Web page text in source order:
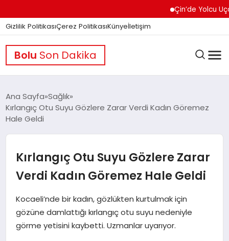
Çin’de Yolcu
Gizlilik PolitikasıÇerez PolitikasıKünyeİletişim
Bolu Son Dakika
GÜNDEM
DÜNYA
EĞITIM
Ana Sayfa Sağlık
Kırlangıç Otu Suyu Gözlere Zarar Verdi Kadın Göremez
Hale Geldi
Kırlangıç Otu Suyu Gözlere Zarar
Verdi Kadın Göremez Hale Geldi
Kocaeli’nde bir kadın, gözlükten kurtulmak için
gözüne damlattığı kırlangıç otu suyu nedeniyle
görme yetisini kaybetti. Uzmanlar uyarıyor.